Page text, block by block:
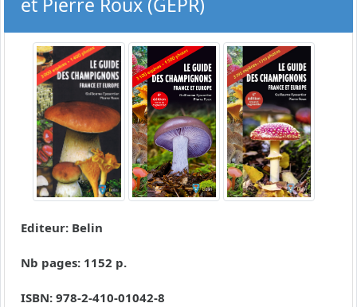
Editeur: Belin
Nb pages: 1152 p.
ISBN: 978-2-410-01042-8